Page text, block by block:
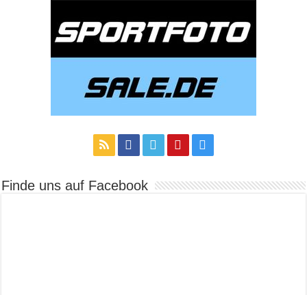
Finde uns auf Facebook